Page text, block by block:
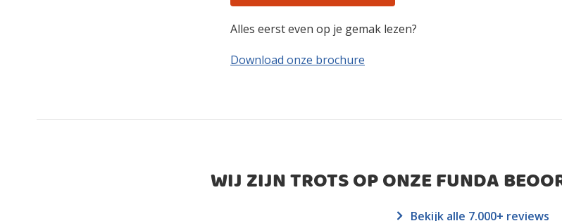
Alles eerst even op je gemak lezen?
Download onze brochure
WIJ ZIJN TROTS OP ONZE FUNDA
Bekijk alle 7.000+ reviews